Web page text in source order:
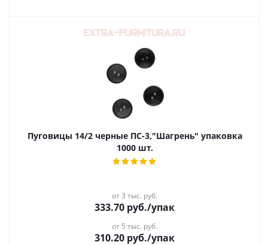
Пуговицы 14/2 черные ПС-3,"Шагрень" упаковка
1000 шт.
от 3 тыс. руб.
333.70 руб./упак
от 5 тыс. руб.
310.20 руб./упак